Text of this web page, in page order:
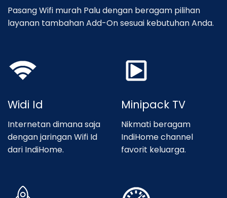
Pasang Wifi murah Palu dengan beragam pilihan
layanan tambahan Add-On sesuai kebutuhan Anda.
Widi Id
Internetan dimana saja
dengan jaringan Wifi Id
dari IndiHome.
Minipack TV
Nikmati beragam
IndiHome channel
favorit keluarga.